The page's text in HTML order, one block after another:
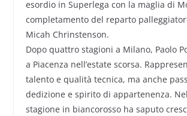
esordio in Superlega con la maglia di
completamento del reparto
Micah Chrinstenson.
Dopo quattro stagioni a Milano, Paolo
a Piacenza nell’estate scorsa.
talento e qualità tecnica, ma anche
dedizione e spirito di appartenenza.
stagione in biancorosso ha saputo